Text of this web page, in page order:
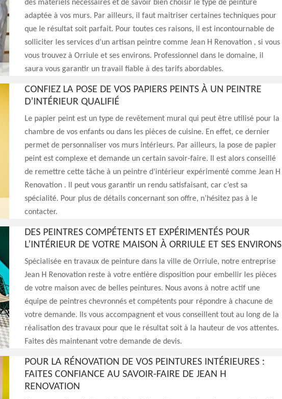
des matériels nécessaires et de savoir bien choisir le type de peinture
adaptée à vos murs. Par ailleurs, il faut maitriser certaines techniques pour
que le résultat soit parfait. Pour toutes ces raisons, il est incontournable de
solliciter les services d’un artisan peintre comme Jean H Renovation , si vous
vous trouvez à Orriule et ses environs. Professionnel dans le domaine, il
saura vous garantir un travail fiable à des tarifs abordables.
CONFIEZ LA POSE DE VOS PAPIERS PEINTS À UN PEINTRE
D’INTÉRIEUR QUALIFIÉ
Le papier peint est un type de revêtement mural qui peut être utilisé pour la
chambre de vos enfants ou dans les pièces de cuisine. En effet, ce dernier
permet de personnaliser vos murs intérieurs. Par ailleurs, la pose de papier
peint est complexe et demande un certain savoir-faire. Il est alors conseillé
de remettre cette tâche à un peintre d’intérieur expérimenté comme Jean H
Renovation . Il peut vous garantir un rendu satisfaisant, car c’est sa
spécialité. Pour plus de détails concernant son offre, n’hésitez pas à le
contacter.
DES PEINTRES COMPÉTENTS ET EXPÉRIMENTÉS POUR
L’INTÉRIEUR DE VOTRE MAISON À ORRIULE ET SES ENVIRONS
Spécialisée en travaux de peinture dans la ville de Orriule, notre entreprise
Jean H Renovation reste à votre entière disposition pour embellir les pièces
de votre maison avec de belles peintures. Nous avons à notre actif une
équipe de peintres chevronnés et compétents pour répondre à chacune de
votre demande. Ils vous accompagnent et vous conseillent tout au long de la
réalisation des travaux pour que le résultat soit à la hauteur de vos attentes.
Faites dès maintenant votre demande de devis.
POUR LA RÉNOVATION DE VOS PEINTURES INTÉRIEURES :
FAITES CONFIANCE AU SAVOIR-FAIRE DE JEAN H
RENOVATION